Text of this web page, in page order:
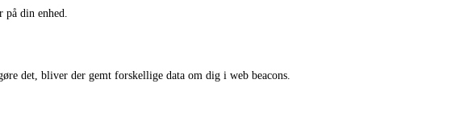
din enhed.
det, bliver der gemt forskellige data om dig i web beacons.